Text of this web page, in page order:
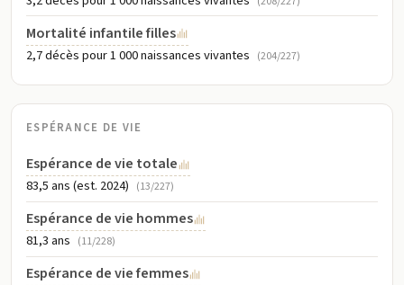
Mortalité infantile filles
2,7 décès pour 1 000 naissances vivantes (204/227)
ESPÉRANCE DE VIE
Espérance de vie totale
83,5 ans (est. 2024) (13/227)
Espérance de vie hommes
81,3 ans (11/228)
Espérance de vie femmes